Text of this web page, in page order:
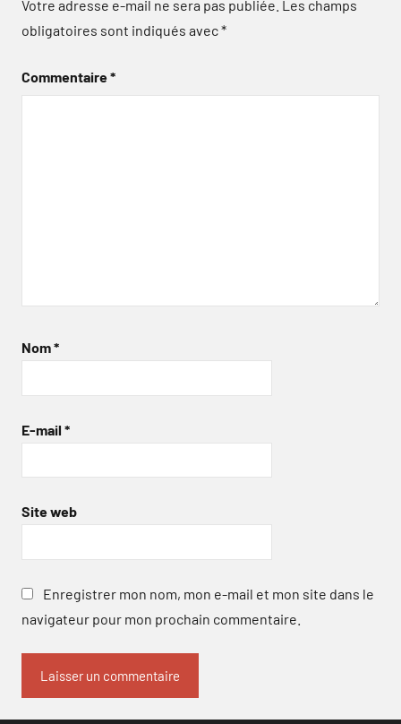
Votre adresse e-mail ne sera pas publiée. Les champs
obligatoires sont indiqués avec*
Commentaire*
Nom*
E-mail *
Site web
Enregistrer mon nom, mon e-mail et mon site dans le
navigateur pour mon prochain commentaire.